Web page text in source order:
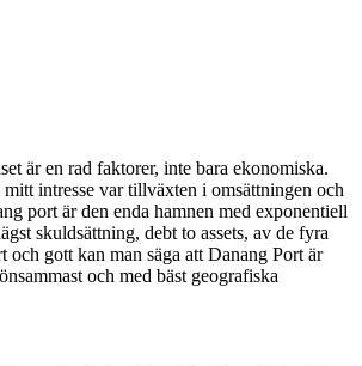
är en rad faktorer, inte bara ekonomiska.
intresse var tillväxten i omsättningen och
port är den enda hamnen med exponentiell
skuldsättning, debt to assets, av de fyra
och gott kan man säga att Danang Port är
och med bäst geografiska